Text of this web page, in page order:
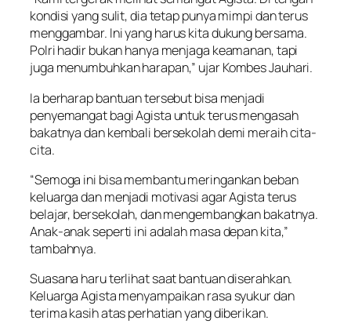
kondisi yang sulit, dia tetap punya mimpi dan terus
menggambar. Ini yang harus kita dukung bersama.
Polri hadir bukan hanya menjaga keamanan, tapi
juga menumbuhkan harapan,” ujar Kombes Jauhari.
Ia berharap bantuan tersebut bisa menjadi
penyemangat bagi Agista untuk terus mengasah
bakatnya dan kembali bersekolah demi meraih cita-
cita.
“Semoga ini bisa membantu meringankan beban
keluarga dan menjadi motivasi agar Agista terus
belajar, bersekolah, dan mengembangkan bakatnya.
Anak-anak seperti ini adalah masa depan kita,”
tambahnya.
Suasana haru terlihat saat bantuan diserahkan.
Keluarga Agista menyampaikan rasa syukur dan
terima kasih atas perhatian yang diberikan.